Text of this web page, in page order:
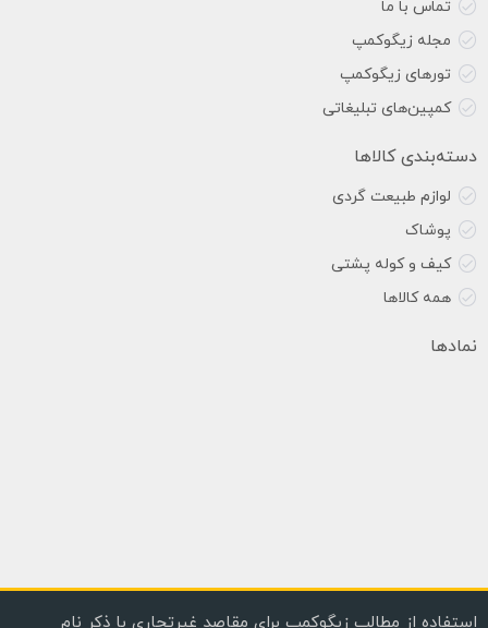
تماس با ما
مجله زیگوکمپ
تورهای زیگوکمپ
کمپین‌های تبلیغاتی
دسته‌بندی کالاها
لوازم طبیعت گردی
پوشاک
کیف و کوله پشتی
همه کالاها
نمادها
استفاده از مطالب زیگوکمپ برای مقاصد غیرتجاری با ذکر نام